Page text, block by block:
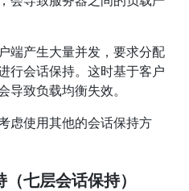
端产生大量并发，要求分配
行会话保持。这时基于客户
导致负载均衡失效。
虑使用其他的会话保持方
七层会话保持）